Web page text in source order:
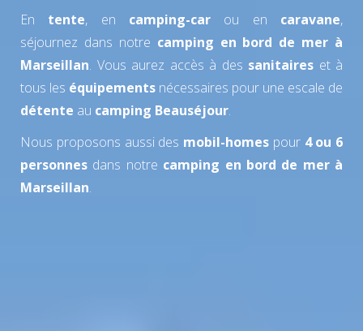
En tente, en camping-car ou en caravane,
séjournez dans notre camping en bord de mer à
Marseillan. Vous aurez accès à des sanitaires et à
tous les équipements nécessaires pour une escale de
détente au camping Beauséjour.
Nous proposons aussi des mobil-homes pour 4 ou 6
personnes dans notre camping en bord de mer à
Marseillan.